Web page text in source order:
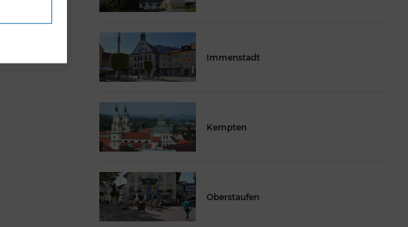
Immenstadt
Kempten
Oberstaufen